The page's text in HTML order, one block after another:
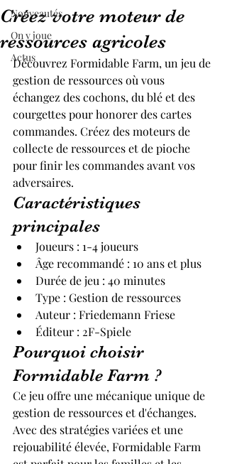
Nouveautés
On y joue
Actus
Créez votre moteur de
ressources agricoles
Découvrez Formidable Farm, un jeu de
gestion de ressources où vous
échangez des cochons, du blé et des
courgettes pour honorer des cartes
commandes. Créez des moteurs de
collecte de ressources et de pioche
pour finir les commandes avant vos
adversaires.
Caractéristiques
principales
Joueurs : 1-4 joueurs
Âge recommandé : 10 ans et plus
Durée de jeu : 40 minutes
Type : Gestion de ressources
Auteur : Friedemann Friese
Éditeur : 2F-Spiele
Pourquoi choisir
Formidable Farm ?
Ce jeu offre une mécanique unique de
gestion de ressources et d'échanges.
Avec des stratégies variées et une
rejouabilité élevée, Formidable Farm